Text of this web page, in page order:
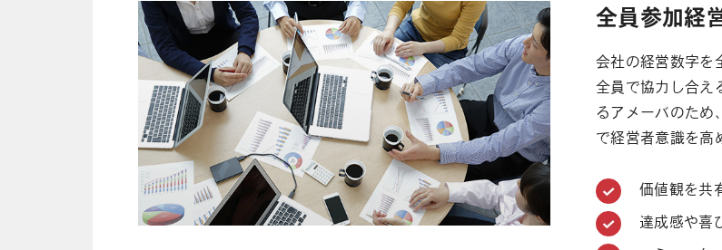
全員参加経
会社の経営数字を
全員で協力し合え
るアメーバのため
で経営者意識を高
価値観を共
達成感や喜